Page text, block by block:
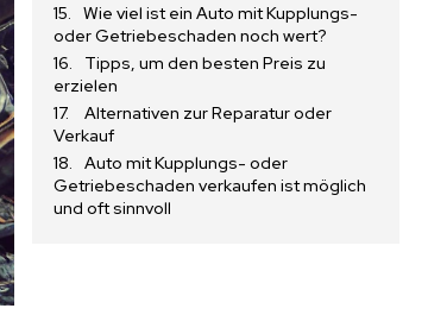
Wie viel ist ein Auto mit Kupplungs-
oder Getriebeschaden noch wert?
Tipps, um den besten Preis zu
erzielen
Alternativen zur Reparatur oder
Verkauf
Auto mit Kupplungs- oder
Getriebeschaden verkaufen ist möglich
und oft sinnvoll